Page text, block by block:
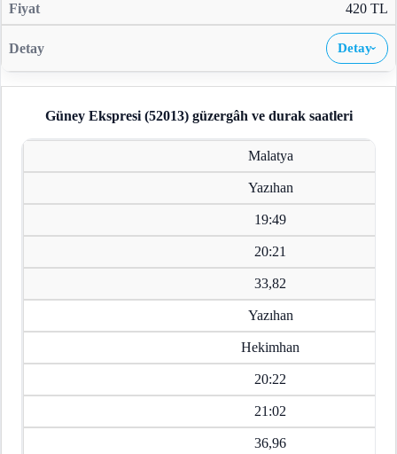
420 TL
Detay›
Güney Ekspresi (52013)güzergâh ve durak saatleri
Malatya
Yazıhan
19:49
20:21
33,82
Yazıhan
Hekimhan
20:22
21:02
36,96